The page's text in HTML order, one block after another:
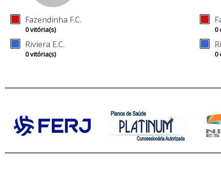
Fazendinha F.C.
0 vitória(s)
Riviera E.C.
0 vitória(s)
0
0